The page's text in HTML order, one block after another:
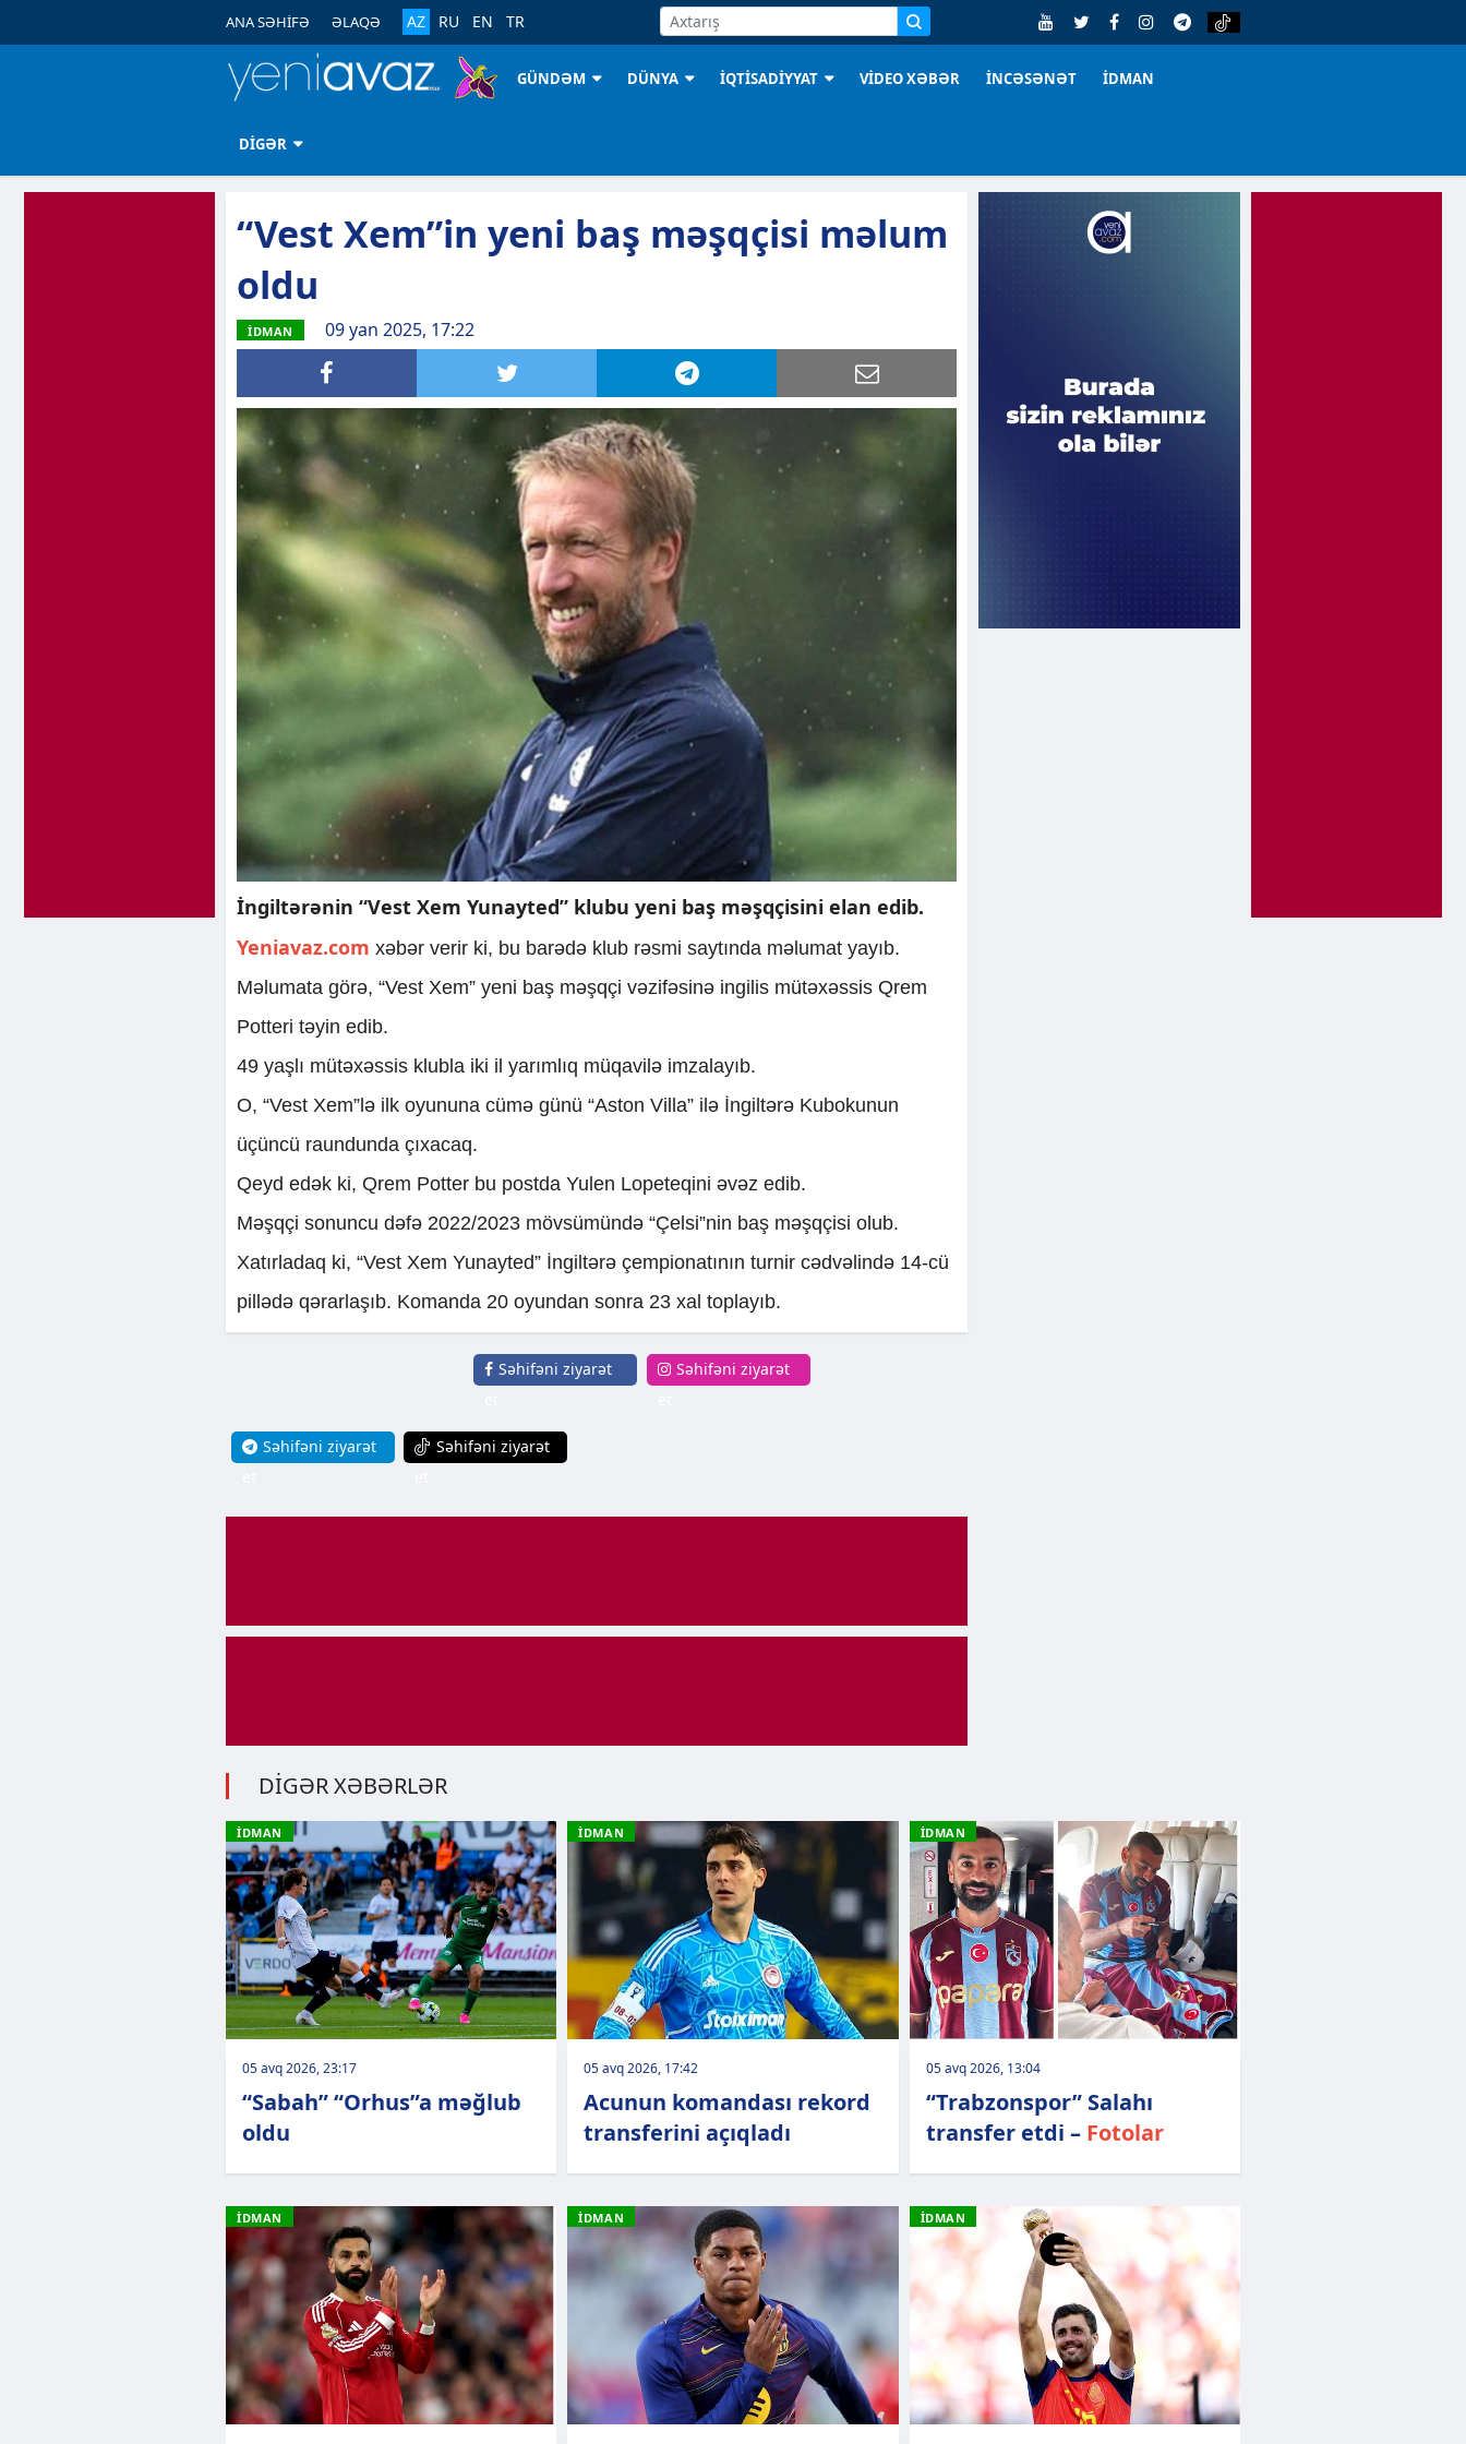
ANA SƏHİFƏ ƏLAQƏ AZ RU EN TR
GÜNDƏM DÜNYA İQTİSADİYYAT VİDEO XƏBƏR İNCƏSƏNƏT İDMAN
DİGƏR
“Vest Xem”in yeni baş məşqçisi məlum
oldu
İDMAN 09 yan 2025, 17:22
İngiltərənin “Vest Xem Yunayted” klubu yeni baş məşqçisini elan edib.
Yeniavaz.com xəbər verir ki, bu barədə klub rəsmi saytında məlumat yayıb.
Məlumata görə, “Vest Xem” yeni baş məşqçi vəzifəsinə ingilis mütəxəssis Qrem
Potteri təyin edib.
49 yaşlı mütəxəssis klubla iki il yarımlıq müqavilə imzalayıb.
O, “Vest Xem”lə ilk oyununa cümə günü “Aston Villa” ilə İngiltərə Kubokunun
üçüncü raundunda çıxacaq.
Qeyd edək ki, Qrem Potter bu postda Yulen Lopeteqini əvəz edib.
Məşqçi sonuncu dəfə 2022/2023 mövsümündə “Çelsi”nin baş məşqçisi olub.
Xatırladaq ki, “Vest Xem Yunayted” İngiltərə çempionatının turnir cədvəlində 14-cü
pillədə qərarlaşıb. Komanda 20 oyundan sonra 23 xal toplayıb.
Səhifəni ziyarət
Səhifəni ziyarət
Səhifəni ziyarət
Səhifəni ziyarət
DİGƏR XƏBƏRLƏR
İDMAN
05 avq 2026, 23:17
“Sabah” “Orhus”a məğlub
oldu
İDMAN
05 avq 2026, 17:42
Acunun komandası rekord
transferini açıqladı
İDMAN
05 avq 2026, 13:04
“Trabzonspor” Salahı
transfer etdi – Fotolar
İDMAN İDMAN İDMAN